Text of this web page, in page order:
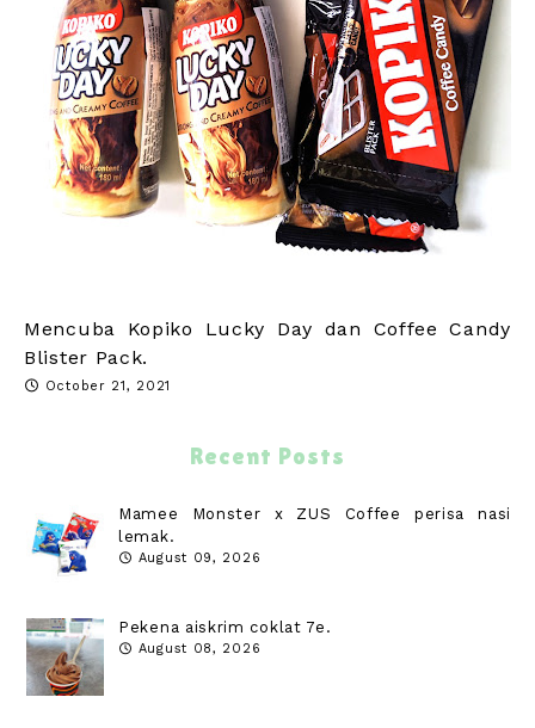
Mencuba Kopiko Lucky Day dan Coffee Candy
Blister Pack.
October 21, 2021
Recent Posts
Mamee Monster x ZUS Coffee perisa nasi
lemak.
August 09, 2026
Pekena aiskrim coklat 7e.
August 08, 2026